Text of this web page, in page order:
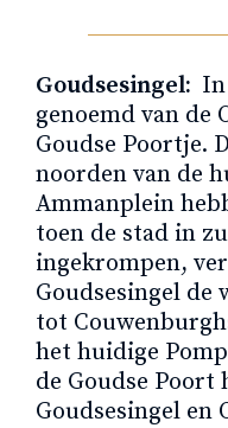
Goudsesingel:
genoemd van de
Goudse Poortje.
noorden van de
Ammanplein
toen de stad in
ingekrompen,
Goudsesingel de
tot
het huidige
de Goudse Poort
Goudsesingel en